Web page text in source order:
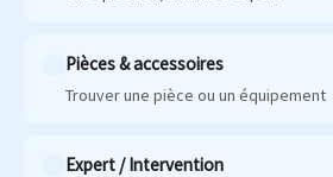
Pièces & accessoires
Trouver une pièce ou un équipement
Expert / Intervention